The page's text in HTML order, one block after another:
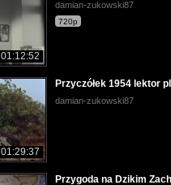
01:12:52
damian-zukowski87
720p
01:29:37
Przyczółek 1954 lektor pl
damian-zukowski87
Przygoda na Dzikim